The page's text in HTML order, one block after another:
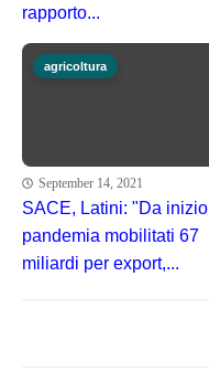
rapporto...
agricoltura
September 14, 2021
SACE, Latini: "Da inizio
pandemia mobilitati 67
miliardi per export,...